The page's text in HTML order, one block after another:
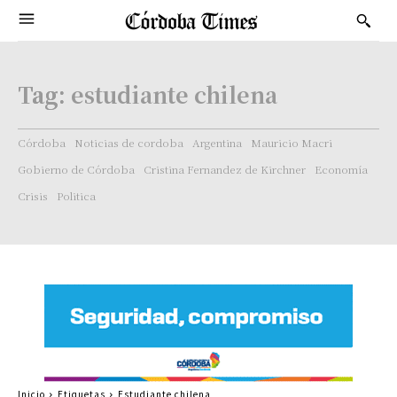
Tag: estudiante chilena
Córdoba Noticias de cordoba Argentina
Mauricio Macri
Gobierno de Córdoba
Cristina Fernandez de Kirchner
Economía
Crisis
Politica
Inicio Etiquetas Estudiante chilena